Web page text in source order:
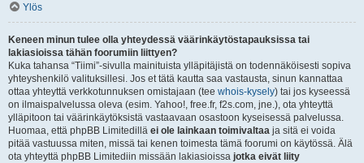
Ylös
Keneen minun tulee olla yhteydessä väärinkäytöstapauksissa tai
lakiasioissa tähän foorumiin liittyen?
Kuka tahansa “Tiimi”-sivulla mainituista ylläpitäjistä on todennäköisesti sopiva
yhteyshenkilö valituksillesi. Jos et tätä kautta saa vastausta, sinun kannattaa
ottaa yhteyttä verkkotunnuksen omistajaan (tee whois-kysely) tai jos kyseessä
on ilmaispalvelussa oleva (esim. Yahoo!, free.fr, f2s.com, jne.), ota yhteyttä
ylläpitoon tai väärinkäytöksistä vastaavaan osastoon kyseisessä palvelussa.
Huomaa, että phpBB Limitedillä ei ole lainkaan toimivaltaa ja sitä ei voida
pitää vastuussa miten, missä tai kenen toimesta tämä foorumi on käytössä. Älä
ota yhteyttä phpBB Limitediin missään lakiasioissa jotka eivät liity